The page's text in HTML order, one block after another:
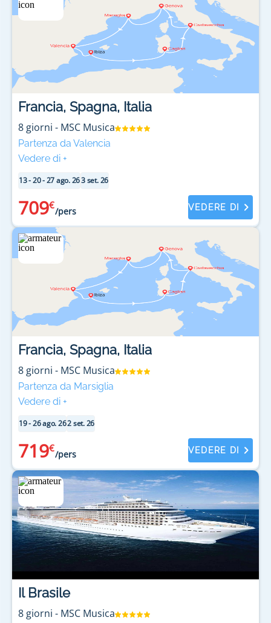
Francia, Spagna, Italia
8 giorni - MSC Musica
Partenza da Valencia
Vedere di +
13 - 20 - 27 ago. 263 set. 26
709€
/pers VEDERE DI
Francia, Spagna, Italia
8 giorni - MSC Musica
Partenza da Marsiglia
Vedere di +
19 - 26 ago. 262 set. 26
719€
/pers VEDERE DI
Il Brasile
8 giorni - MSC Musica